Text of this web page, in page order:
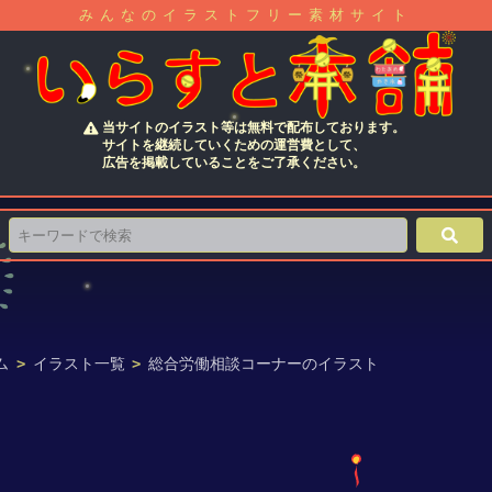
みんなのイラストフリー素材サイト
当サイトのイラスト等は無料で配布しております。
サイトを継続していくための運営費として、
広告を掲載していることをご了承ください。
> イラスト一覧 > 総合労働相談コーナーのイラスト